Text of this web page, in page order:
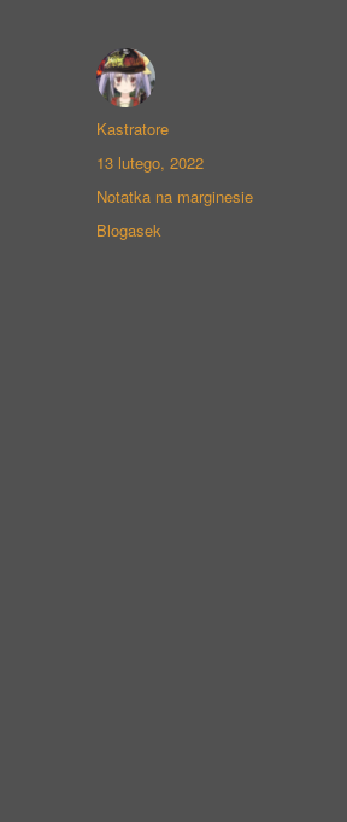
Autor
Kastratore
Opublikowano
13 lutego, 2022
Format
wpisu
Notatka na marginesie
Kategorie
Blogasek